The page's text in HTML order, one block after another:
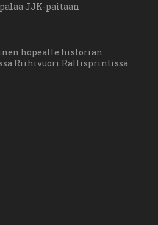
JJK-paitaan
hopealle historian
Riihivuori Rallisprintissä